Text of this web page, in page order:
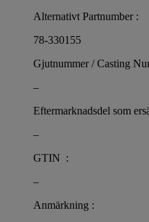
Alternativt Partnumber :
78-330155
Gjutnummer / Casting
–
Eftermarknadsdel som
–
GTIN :
–
Anmärkning :